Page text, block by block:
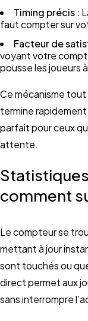
Timing précis :
faut compter sur
Facteur de
voyant votre
pousse les joueurs
Ce mécanisme
termine
parfait pour ceux
attente.
comment
Le compteur se
mettant à jour
sont touchés ou
direct permet aux
sans interrompre